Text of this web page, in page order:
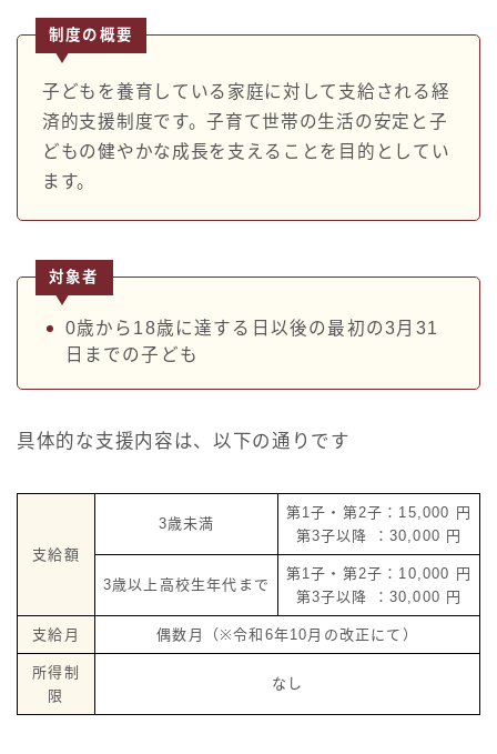
制度の概要
子どもを養育している家庭に対して支給される経
済的支援制度です。子育て世帯の生活の安定と子
どもの健やかな成長を支えることを目的としてい
ます。
対象者
0歳から18歳に達する日以後の最初の3月31
日までの子ども
具体的な支援内容は、以下の通りです
支給額
3歳未満
第1子・第2子：15,000 円
第3子以降 ：30,000 円
3歳以上高校生年代まで
第1子・第2子：10,000 円
第3子以降 ：30,000 円
支給月 偶数月（※令和6年10月の改正にて）
所得制
限
なし